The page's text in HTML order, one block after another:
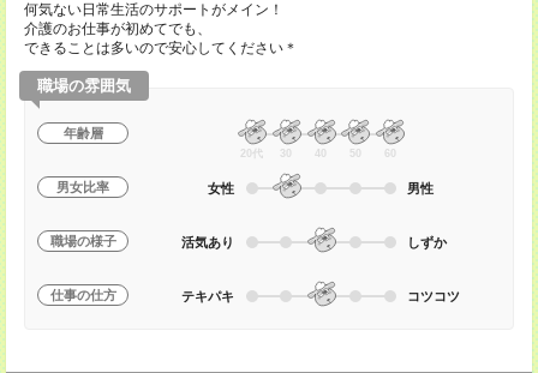
何気ない日常生活のサポートがメイン！
介護のお仕事が初めてでも、
できることは多いので安心してください＊
職場の雰囲気
年齢層
20代 30 40 50 60
男女比率 女性 男性
職場の様子 活気あり しずか
仕事の仕方 テキパキ コツコツ